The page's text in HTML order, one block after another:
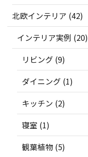
北欧インテリア (42)
インテリア実例 (20)
リビング (9)
ダイニング (1)
キッチン (2)
寝室 (1)
観葉植物 (5)